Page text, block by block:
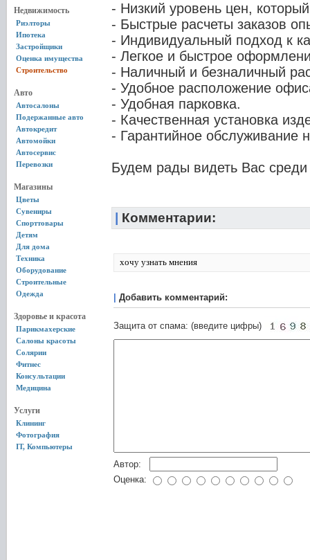
Недвижимость
Риэлторы
Ипотека
Застройщики
Оценка имущества
Строительство
Авто
Автосалоны
Подержанные авто
Автокредит
Автомойки
Автосервис
Перевозки
Магазины
Цветы
Сувениры
Спорттовары
Детям
Для дома
Техника
Оборудование
Строительные
Одежда
Здоровье и красота
Парикмахерские
Салоны красоты
Солярии
Фитнес
Консультации
Медицина
Услуги
Клининг
Фотография
IT, Компьютеры
- Низкий уровень цен,
- Быстрые расчеты заказов
- Индивидуальный подход к
- Легкое и быстрое
- Наличный и безналичный
- Удобное расположение
- Удобная парковка.
- Качественная установка
- Гарантийное обслуживание
Будем рады видеть Вас
Комментарии:
хочу узнать мнения
Добавить комментарий:
Защита от спама: (введите цифры)
Автор:
Оценка: